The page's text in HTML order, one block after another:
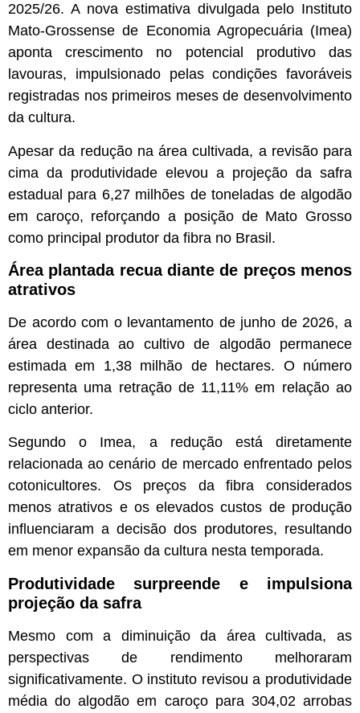
2025/26. A nova estimativa divulgada pelo Instituto
Mato-Grossense de Economia Agropecuária (Imea)
aponta crescimento no potencial produtivo das
lavouras, impulsionado pelas condições favoráveis
registradas nos primeiros meses de desenvolvimento
da cultura.
Apesar da redução na área cultivada, a revisão para
cima da produtividade elevou a projeção da safra
estadual para 6,27 milhões de toneladas de algodão
em caroço, reforçando a posição de Mato Grosso
como principal produtor da fibra no Brasil.
Área plantada recua diante de preços menos
atrativos
De acordo com o levantamento de junho de 2026, a
área destinada ao cultivo de algodão permanece
estimada em 1,38 milhão de hectares. O número
representa uma retração de 11,11% em relação ao
ciclo anterior.
Segundo o Imea, a redução está diretamente
relacionada ao cenário de mercado enfrentado pelos
cotonicultores. Os preços da fibra considerados
menos atrativos e os elevados custos de produção
influenciaram a decisão dos produtores, resultando
em menor expansão da cultura nesta temporada.
Produtividade surpreende e impulsiona
projeção da safra
Mesmo com a diminuição da área cultivada, as
perspectivas de rendimento melhoraram
significativamente. O instituto revisou a produtividade
média do algodão em caroço para 304,02 arrobas